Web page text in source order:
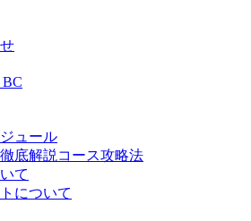
ュール
底解説コース攻略法
て
について